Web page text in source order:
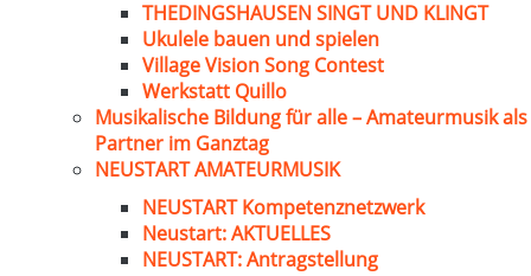
THEDINGSHAUSEN SINGT UND KLINGT
Ukulele bauen und spielen
Village Vision Song Contest
Werkstatt Quillo
Musikalische Bildung für alle – Amateurmusik als
Partner im Ganztag
NEUSTART AMATEURMUSIK
NEUSTART Kompetenznetzwerk
Neustart: AKTUELLES
NEUSTART: Antragstellung